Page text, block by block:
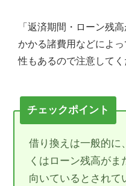
「返済期間・ローン残
かかる諸費用などによ
性もあるので注意してく
チェックポイント
借り換えは一般的に
くはローン残高が
向いているとされて